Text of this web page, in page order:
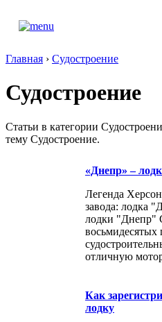
Главная › Судостроение
Судостроение
Статьи в категории
тему Судостроение.
«Днепр» –
Легенда
завода: лодка
лодки "Днепр"
восьмидесятых
отличную
Как
лодку